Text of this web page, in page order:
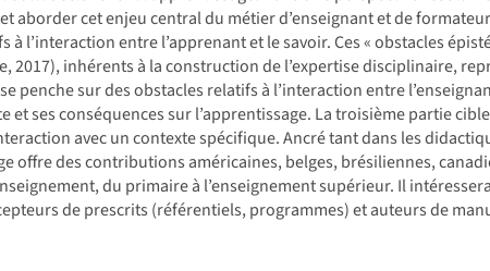
aborder cet enjeu central du métier d’enseignant et de
à l’interaction entre l’apprenant et le savoir. Ces « obstacles
2017), inhérents à la construction de l’expertise disciplinaire,
penche sur des obstacles relatifs à l’interaction entre
et ses conséquences sur l’apprentissage. La troisième partie
avec un contexte spécifique. Ancré tant dans les
offre des contributions américaines, belges, brésiliennes,
du primaire à l’enseignement supérieur. Il
de prescrits (référentiels, programmes) et auteurs de